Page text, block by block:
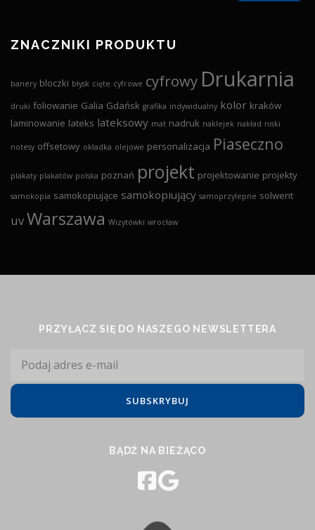
ZNACZNIKI PRODUKTU
banery bloczki błysk cięte cyfrowe cyfrowy Drukarnia
druki foliowanie Galia Gdańsk grafika indywidualny kolor kraków
laminowanie lateks lateksowy mat nadruk naklejek nakład niski
notesy offsetowy okładka olejowe personalizacja Piaseczno
plakaty plakatów polska poznań projekt projektowanie projekty
samokopia samokopiujące samokopiujący samoprzylepne solwent
uvWarszawa Wizytówki wrocław
PRZYŁĄCZ SIĘ DO NASZEGO NEWSLETTERA
BĄDŹ NA BIEŻĄCO